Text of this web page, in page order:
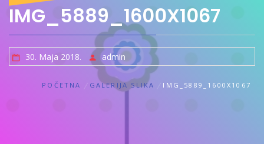
IMG_5889_1600X1067
30. Maja 2018. admin
POČETNA GALERIJA SLIKA IMG_5889_1600X1067